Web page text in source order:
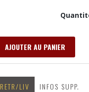
AJOUTER AU PANIER
RETR/LIV INFOS SUPP.